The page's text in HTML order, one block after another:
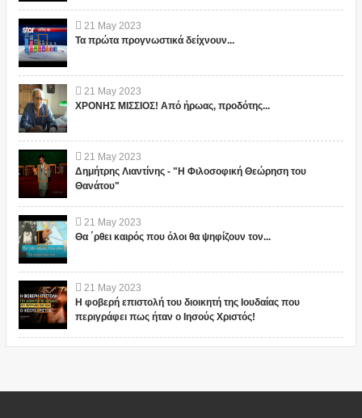
21 May 2023
Τα πρώτα προγνωστικά δείχνουν...
21 May 2023
ΧΡΟΝΗΣ ΜΙΣΣΙΟΣ! Από ήρωας, προδότης...
21 May 2023
Δημήτρης Λιαντίνης - "Η Φιλοσοφική Θεώρηση του
Θανάτου"
21 May 2023
Θα ΄ρθει καιρός που όλοι θα ψηφίζουν τον...
21 May 2023
Η φοβερή επιστολή του διοικητή της Ιουδαίας που
περιγράφει πως ήταν ο Ιησούς Χριστός!